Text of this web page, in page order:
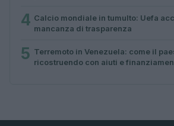
4 Calcio mondiale in tumulto: Uefa
mancanza di trasparenza
5 Terremoto in Venezuela: come il
ricostruendo con aiuti e